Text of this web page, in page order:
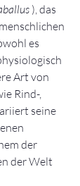
), das
es
Art von
Rind-,
seine
der
der Welt